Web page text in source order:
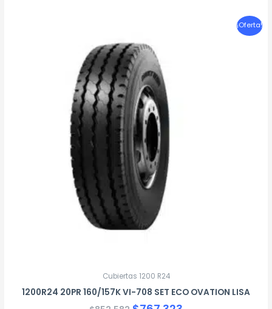
¡Oferta!
Cubiertas 1200 R24
1200R24 20PR 160/157K VI-708 SET ECO OVATION LISA
precio
original
era:
$852.582.